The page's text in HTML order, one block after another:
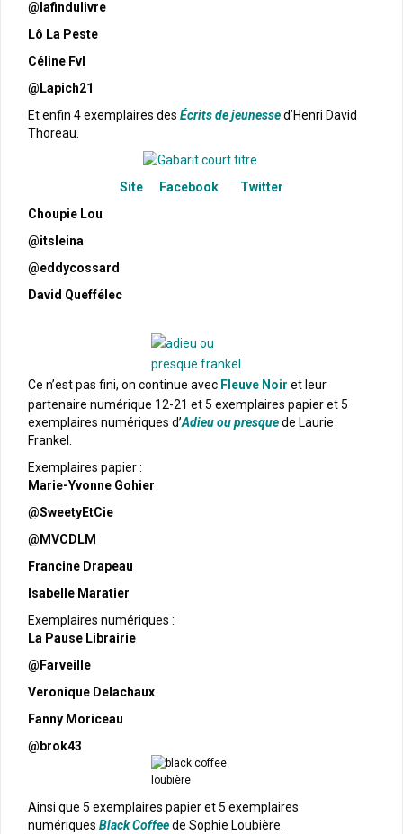
@lafindulivre
Lô La Peste
Céline Fvl
@Lapich21
Et enfin 4 exemplaires des Écrits de jeunessed’Henri David
Thoreau.
Site Facebook Twitter
Choupie Lou
@itsleina
@eddycossard
David Queffélec
Ce n’est pas fini, on continue avec Fleuve Noir et leur
partenaire numérique 12-21 et 5 exemplaires papier et 5
exemplaires numériques d’Adieu ou presquede Laurie
Frankel.
Exemplaires papier :
Marie-Yvonne Gohier
@SweetyEtCie
@MVCDLM
Francine Drapeau
Isabelle Maratier
Exemplaires numériques :
La Pause Librairie
@Farveille
Veronique Delachaux
Fanny Moriceau
@brok43
Ainsi que 5 exemplaires papier et 5 exemplaires
numériques Black Coffeede Sophie Loubière.